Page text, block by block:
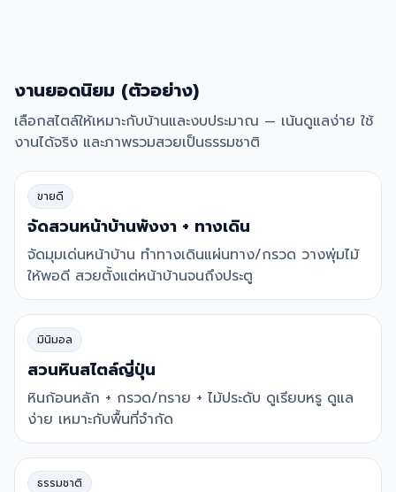
งานยอดนิยม (ตัวอย่าง)
เลือกสไตล์ให้เหมาะกับบ้านและงบประมาณ — เน้นดูแลง่าย ใช้
งานได้จริง และภาพรวมสวยเป็นธรรมชาติ
ขายดี
จัดสวนหน้าบ้านพังงา + ทางเดิน
จัดมุมเด่นหน้าบ้าน ทำทางเดินแผ่นทาง/กรวด วางพุ่มไม้
ให้พอดี สวยตั้งแต่หน้าบ้านจนถึงประตู
มินิมอล
สวนหินสไตล์ญี่ปุ่น
หินก้อนหลัก + กรวด/ทราย + ไม้ประดับ ดูเรียบหรู ดูแล
ง่าย เหมาะกับพื้นที่จำกัด
ธรรมชาติ